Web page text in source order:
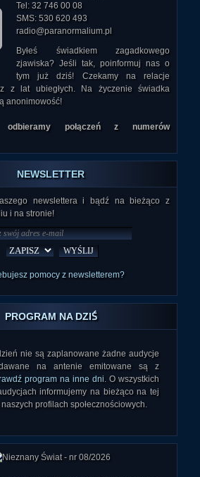
Tel: 32 746 00 08
SMS: 530 620 493
radio@paranormalium.pl
Byłeś świadkiem zagadkowego
zjawiska? Jeśli tak, poinformuj nas o
tym już dziś! Czekamy na relacje
z lat ubiegłych. Na życzenie świadka
anonimowość!
połączeń z numerów
NEWSLETTER
newslettera i bądź na bieżąco z
i na stronie!
pomocy z newsletterem?
PROGRAM NA DZIŚ
nie są zaplanowane żadne audycje
na antenie emitowane są z
program na inne dni. O wszystkich
informujemy na bieżąco na tej
profilach społecznościowych.